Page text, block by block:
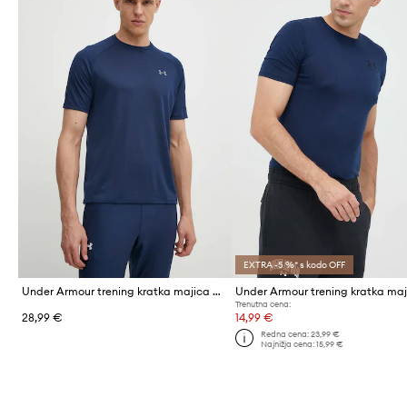
Under Armour trening kratka majica moška Tech SS Tee 2.0
28,99 €
EXTRA -5 %* s kodo OFF
Trenutna cena:
14,99 €
Redna cena: 23,99 €
Najnižja cena: 15,99 €